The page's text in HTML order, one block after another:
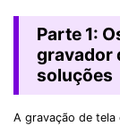
Parte 1:
gravador
soluções
A gravação de tela